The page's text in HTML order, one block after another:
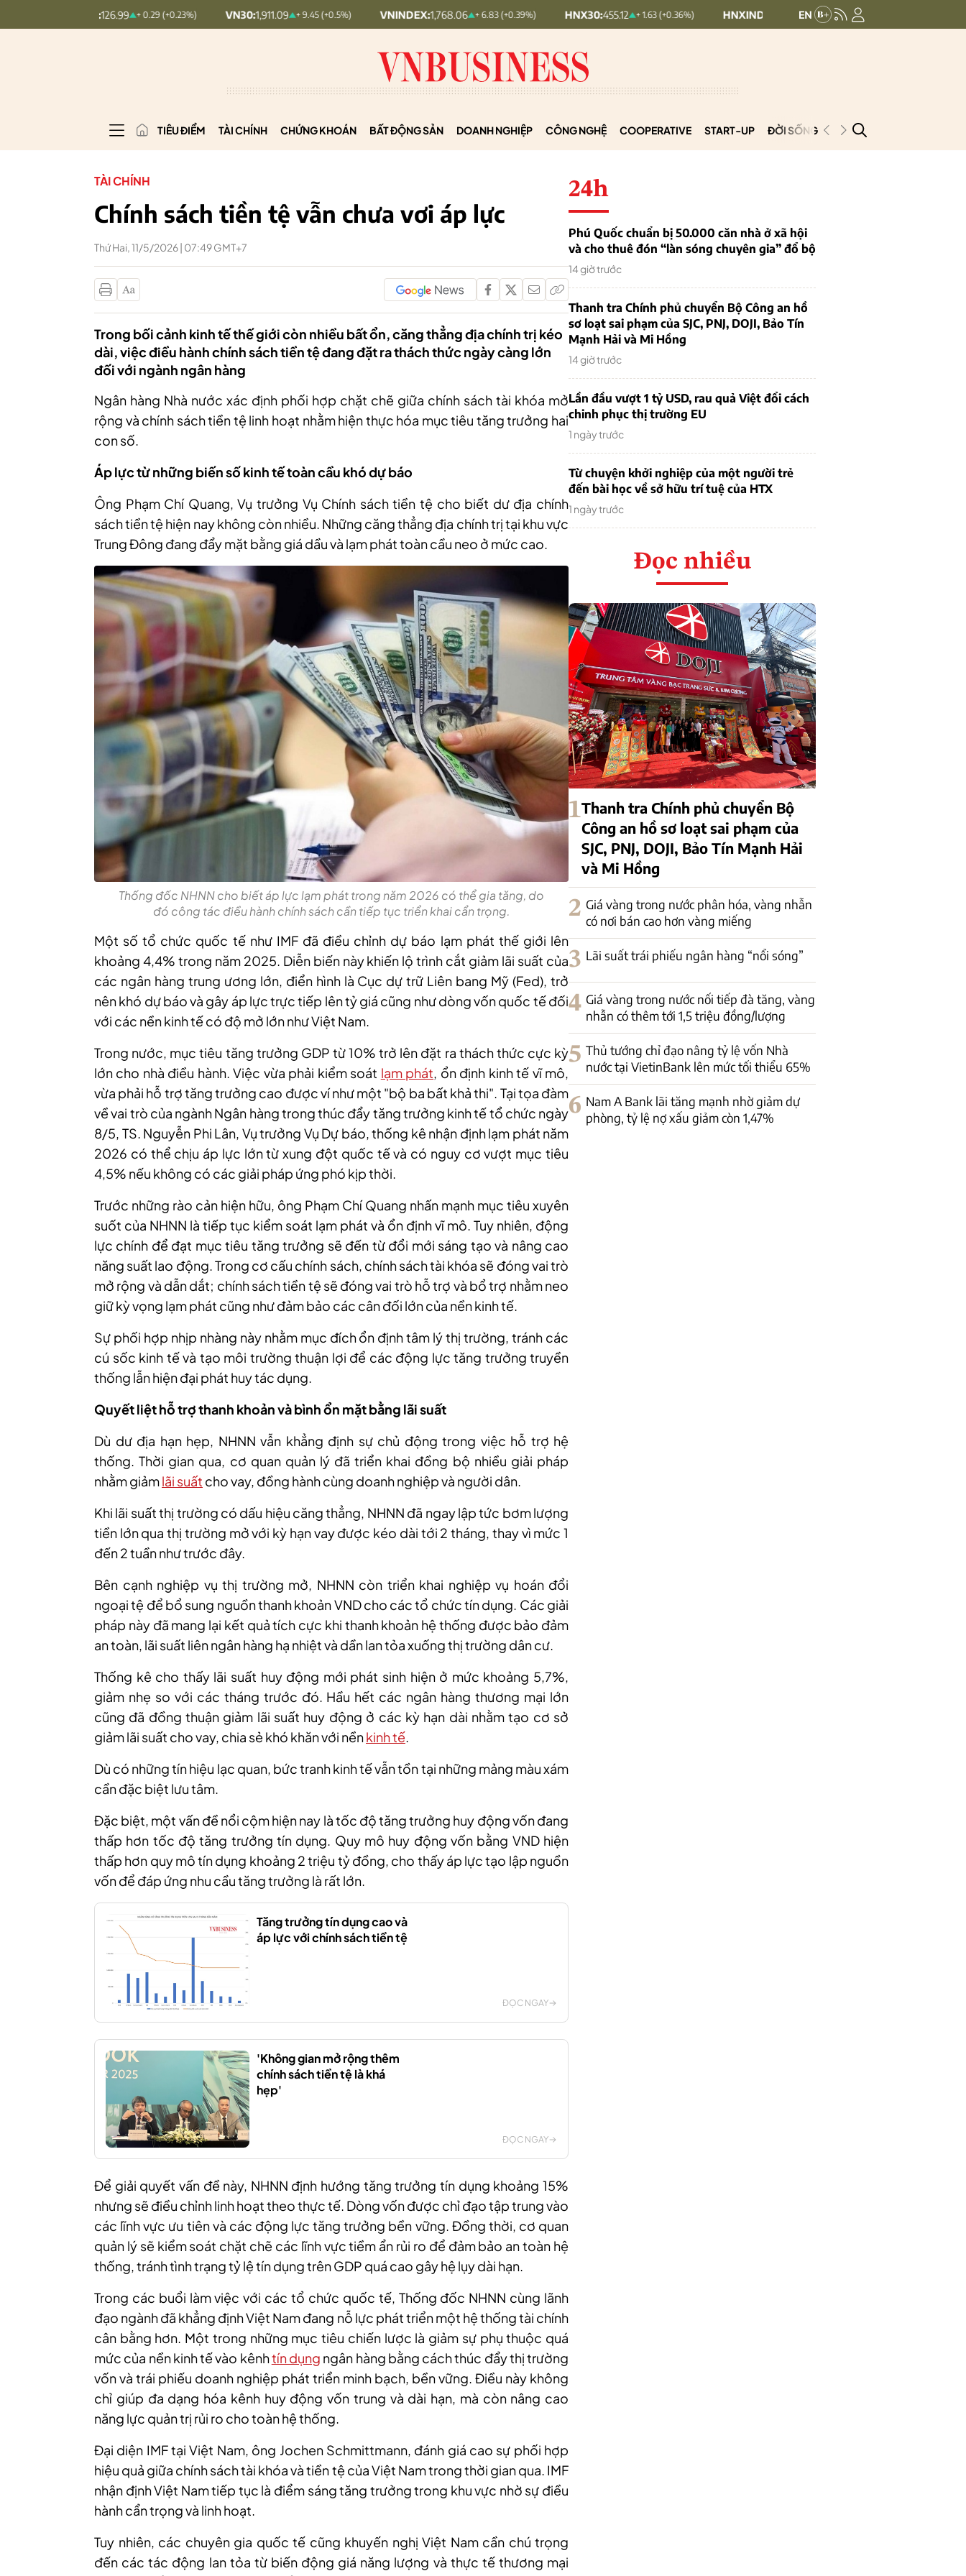
+ 0.29 (+0.23%) VN30:1,911.09 + 9.45 (+0.5%) VNINDEX: 1,768.06 + 6.83 (+0.39%) HNX30: 455.12 + 1.63 (+0.36%) HNXINDEX: 293.44 + 0.25 (+0.09%) UPCOMINDEX:
TIÊU ĐIỂM TÀI CHÍNH CHỨNG KHOÁN BẤT ĐỘNG SẢN DOANH NGHIỆP CÔNG NGHỆ COOPERATIVE START-UP ĐỜI SỐNG PODCAST
TÀI CHÍNH
Chính sách tiền tệ vẫn chưa vơi áp lực
Thứ Hai, 11/5/2026 | 07:49 GMT+7
Trong bối cảnh kinh tế thế giới còn nhiều bất ổn, căng thẳng địa chính trị kéo
dài, việc điều hành chính sách tiền tệ đang đặt ra thách thức ngày càng lớn
đối với ngành ngân hàng
Ngân hàng Nhà nước xác định phối hợp chặt chẽ giữa chính sách tài khóa mở
rộng và chính sách tiền tệ linh hoạt nhằm hiện thực hóa mục tiêu tăng trưởng hai
con số.
Áp lực từ những biến số kinh tế toàn cầu khó dự báo
Ông Phạm Chí Quang, Vụ trưởng Vụ Chính sách tiền tệ cho biết dư địa chính
sách tiền tệ hiện nay không còn nhiều. Những căng thẳng địa chính trị tại khu vực
Trung Đông đang đẩy mặt bằng giá dầu và lạm phát toàn cầu neo ở mức cao.
Thống đốc NHNN cho biết áp lực lạm phát trong năm 2026 có thể gia tăng, do
đó công tác điều hành chính sách cần tiếp tục triển khai cẩn trọng.
Một số tổ chức quốc tế như IMF đã điều chỉnh dự báo lạm phát thế giới lên
khoảng 4,4% trong năm 2025. Diễn biến này khiến lộ trình cắt giảm lãi suất của
các ngân hàng trung ương lớn, điển hình là Cục dự trữ Liên bang Mỹ (Fed), trở
nên khó dự báo và gây áp lực trực tiếp lên tỷ giá cũng như dòng vốn quốc tế đối
với các nền kinh tế có độ mở lớn như Việt Nam.
Trong nước, mục tiêu tăng trưởng GDP từ 10% trở lên đặt ra thách thức cực kỳ
lớn cho nhà điều hành. Việc vừa phải kiểm soát lạm phát, ổn định kinh tế vĩ mô,
vừa phải hỗ trợ tăng trưởng cao được ví như một "bộ ba bất khả thi". Tại tọa đàm
về vai trò của ngành Ngân hàng trong thúc đẩy tăng trưởng kinh tếtổ chức ngày
8/5, TS. Nguyễn Phi Lân, Vụ trưởng Vụ Dự báo, thống kê nhận định lạm phát năm
2026 có thể chịu áp lực lớn từ xung đột quốc tế và có nguy cơ vượt mục tiêu
4,5% nếu không có các giải pháp ứng phó kịp thời.
Trước những rào cản hiện hữu, ông Phạm Chí Quang nhấn mạnh mục tiêu xuyên
suốt của NHNN là tiếp tục kiểm soát lạm phát và ổn định vĩ mô. Tuy nhiên, động
lực chính để đạt mục tiêu tăng trưởng sẽ đến từ đổi mới sáng tạo và nâng cao
năng suất lao động. Trong cơ cấu chính sách, chính sách tài khóa sẽ đóng vai trò
mở rộng và dẫn dắt; chính sách tiền tệ sẽ đóng vai trò hỗ trợ và bổ trợ nhằm neo
giữ kỳ vọng lạm phát cũng như đảm bảo các cân đối lớn của nền kinh tế.
Sự phối hợp nhịp nhàng này nhằm mục đích ổn định tâm lý thị trường, tránh các
cú sốc kinh tế và tạo môi trường thuận lợi để các động lực tăng trưởng truyền
thống lẫn hiện đại phát huy tác dụng.
Quyết liệt hỗ trợ thanh khoản và bình ổn mặt bằng lãi suất
Dù dư địa hạn hẹp, NHNN vẫn khẳng định sự chủ động trong việc hỗ trợ hệ
thống. Thời gian qua, cơ quan quản lý đã triển khai đồng bộ nhiều giải pháp
nhằm giảmlãi suất cho vay, đồng hành cùng doanh nghiệp và người dân.
Khi lãi suất thị trường có dấu hiệu căng thẳng, NHNN đã ngay lập tức bơm lượng
tiền lớn qua thị trường mở với kỳ hạn vay được kéo dài tới 2 tháng, thay vì mức 1
đến 2 tuần như trước đây.
Bên cạnh nghiệp vụ thị trường mở, NHNN còn triển khai nghiệp vụ hoán đổi
ngoại tệ để bổ sung nguồn thanh khoản VND cho các tổ chức tín dụng. Các giải
pháp này đã mang lại kết quả tích cực khi thanh khoản hệ thống được bảo đảm
an toàn, lãi suất liên ngân hàng hạ nhiệt và dần lan tỏa xuống thị trường dân cư.
Thống kê cho thấy lãi suất huy động mới phát sinh hiện ở mức khoảng 5,7%,
giảm nhẹ so với các tháng trước đó. Hầu hết các ngân hàng thương mại lớn
cũng đã đồng thuận giảm lãi suất huy động ở các kỳ hạn dài nhằm tạo cơ sở
giảm lãi suất cho vay, chia sẻ khó khăn với nềnkinh tế.
Dù có những tín hiệu lạc quan, bức tranh kinh tế vẫn tồn tại những mảng màu xám
cần đặc biệt lưu tâm.
Đặc biệt, một vấn đề nổi cộm hiện nay là tốc độ tăng trưởng huy động vốn đang
thấp hơn tốc độ tăng trưởng tín dụng. Quy mô huy động vốn bằng VND hiện
thấp hơn quy mô tín dụng khoảng 2 triệu tỷ đồng, cho thấy áp lực tạo lập nguồn
vốn để đáp ứng nhu cầu tăng trưởng là rất lớn.
Tăng trưởng tín dụng cao và
áp lực với chính sách tiền tệ
ĐỌC NGAY
'Không gian mở rộng thêm
chính sách tiền tệ là khá
hẹp'
ĐỌC NGAY
Để giải quyết vấn đề này, NHNN định hướng tăng trưởng tín dụng khoảng 15%
nhưng sẽ điều chỉnh linh hoạt theo thực tế. Dòng vốn được chỉ đạo tập trung vào
các lĩnh vực ưu tiên và các động lực tăng trưởng bền vững. Đồng thời, cơ quan
quản lý sẽ kiểm soát chặt chẽ các lĩnh vực tiềm ẩn rủi ro để đảm bảo an toàn hệ
thống, tránh tình trạng tỷ lệ tín dụng trên GDP quá cao gây hệ lụy dài hạn.
Trong các buổi làm việc với các tổ chức quốc tế, Thống đốc NHNN cùng lãnh
đạo ngành đã khẳng định Việt Nam đang nỗ lực phát triển một hệ thống tài chính
cân bằng hơn. Một trong những mục tiêu chiến lược là giảm sự phụ thuộc quá
mức của nền kinh tế vào kênhtín dụng ngân hàng bằng cách thúc đẩy thị trường
vốn và trái phiếu doanh nghiệp phát triển minh bạch, bền vững. Điều này không
chỉ giúp đa dạng hóa kênh huy động vốn trung và dài hạn, mà còn nâng cao
năng lực quản trị rủi ro cho toàn hệ thống.
Đại diện IMF tại Việt Nam, ông Jochen Schmittmann, đánh giá cao sự phối hợp
hiệu quả giữa chính sách tài khóa và tiền tệ của Việt Nam trong thời gian qua. IMF
nhận định Việt Nam tiếp tục là điểm sáng tăng trưởng trong khu vực nhờ sự điều
hành cẩn trọng và linh hoạt.
Tuy nhiên, các chuyên gia quốc tế cũng khuyến nghị Việt Nam cần chú trọng
đến các tác động lan tỏa từ biến động giá năng lượng và thực tế thương mại
24h
Phú Quốc chuẩn bị 50.000 căn nhà ở xã hội
và cho thuê đón “làn sóng chuyên gia” đổ bộ
14 giờ trước
Thanh tra Chính phủ chuyển Bộ Công an hồ
sơ loạt sai phạm của SJC, PNJ, DOJI, Bảo Tín
Mạnh Hải và Mi Hồng
14 giờ trước
Lần đầu vượt 1 tỷ USD, rau quả Việt đổi cách
chinh phục thị trường EU
1 ngày trước
Từ chuyện khởi nghiệp của một người trẻ
đến bài học về sở hữu trí tuệ của HTX
1 ngày trước
Đọc nhiều
1Thanh tra Chính phủ chuyển Bộ
Công an hồ sơ loạt sai phạm của
SJC, PNJ, DOJI, Bảo Tín Mạnh Hải
và Mi Hồng
2 Giá vàng trong nước phân hóa, vàng nhẫn
có nơi bán cao hơn vàng miếng
3 Lãi suất trái phiếu ngân hàng “nổi sóng”
4 Giá vàng trong nước nối tiếp đà tăng, vàng
nhẫn có thêm tới 1,5 triệu đồng/lượng
5 Thủ tướng chỉ đạo nâng tỷ lệ vốn Nhà
nước tại VietinBank lên mức tối thiểu 65%
6 Nam A Bank lãi tăng mạnh nhờ giảm dự
phòng, tỷ lệ nợ xấu giảm còn 1,47%